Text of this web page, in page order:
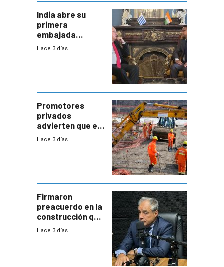
India abre su
primera
embajada
residente en
enorme
potencial
Hace 3 días
Promotores
privados
advierten que el
nuevo convenio
a revisar
proyectos
Hace 3 días
Firmaron
preacuerdo en la
construcción que
comprende
Hace 3 días